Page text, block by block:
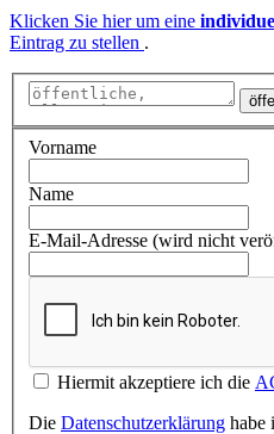
Klicken Sie hier um eine
Eintrag zu stellen .
Vorname
Name
E-Mail-Adresse (wird nicht
Hiermit akzeptiere ich die
Die Datenschutzerklärung habe